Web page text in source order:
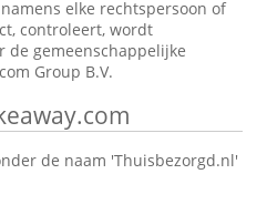
elke rechtspersoon of
controleert, wordt
de gemeenschappelijke
Group B.V.
de naam 'Thuisbezorgd.nl'